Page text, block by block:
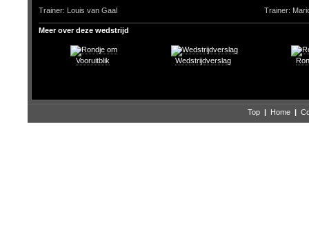
Trainer: Louis van Gaal Trainer:
Meer over deze wedstrijd
Vooruitblik Wedstrijdverslag
Top | Home |